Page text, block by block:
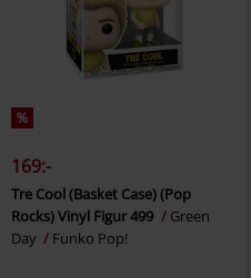
%
169:-
Tre Cool (Basket Case) (Pop
Rocks) Vinyl Figur 499
Green
Day
Funko Pop!